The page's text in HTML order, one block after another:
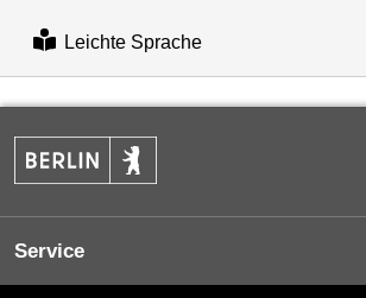
Leichte Sprache
Service